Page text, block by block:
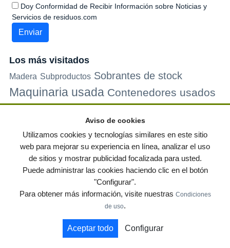
Doy Conformidad de Recibir Información sobre Noticias y
Servicios de residuos.com
Los más visitados
Madera Subproductos Sobrantes de stock
Maquinaria usada Contenedores usados
Palets de plastico Electrodomesticos
© residuos.com - Todos los derechos reservados Política de privacidad
Condiciones de uso|Contacto|Editores| Mapa web|Preguntas frecuentes
Publica tus anuncios gratis!
Muebles de terraza y jardin Notas de prensa
by
Aviso de cookies
Utilizamos cookies y tecnologías similares en este sitio
web para mejorar su experiencia en línea, analizar el uso
de sitios y mostrar publicidad focalizada para usted.
Puede administrar las cookies haciendo clic en el botón
"Configurar".
Para obtener más información, visite nuestras Condiciones
de uso.
Aceptar todo Configurar